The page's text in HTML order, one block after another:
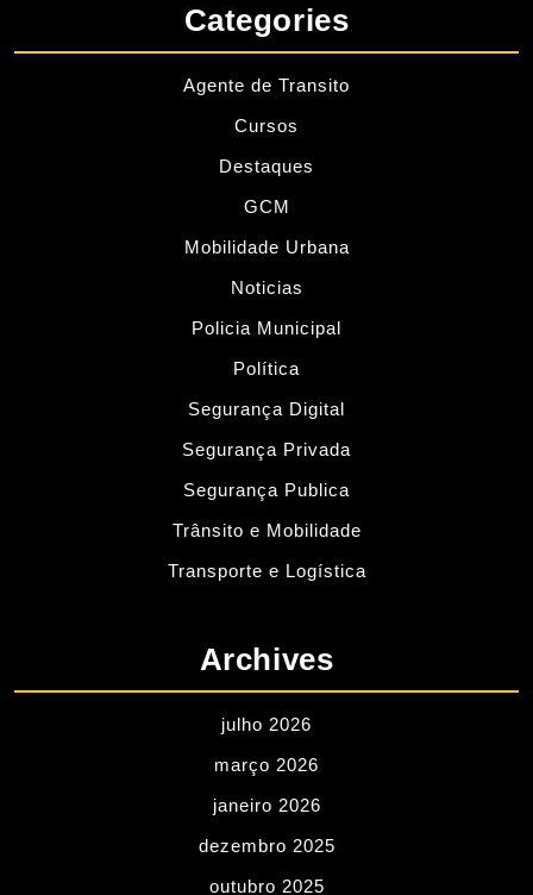
Categories
Agente de Transito
Cursos
Destaques
GCM
Mobilidade Urbana
Noticias
Policia Municipal
Política
Segurança Digital
Segurança Privada
Segurança Publica
Trânsito e Mobilidade
Transporte e Logística
Archives
julho 2026
março 2026
janeiro 2026
dezembro 2025
outubro 2025